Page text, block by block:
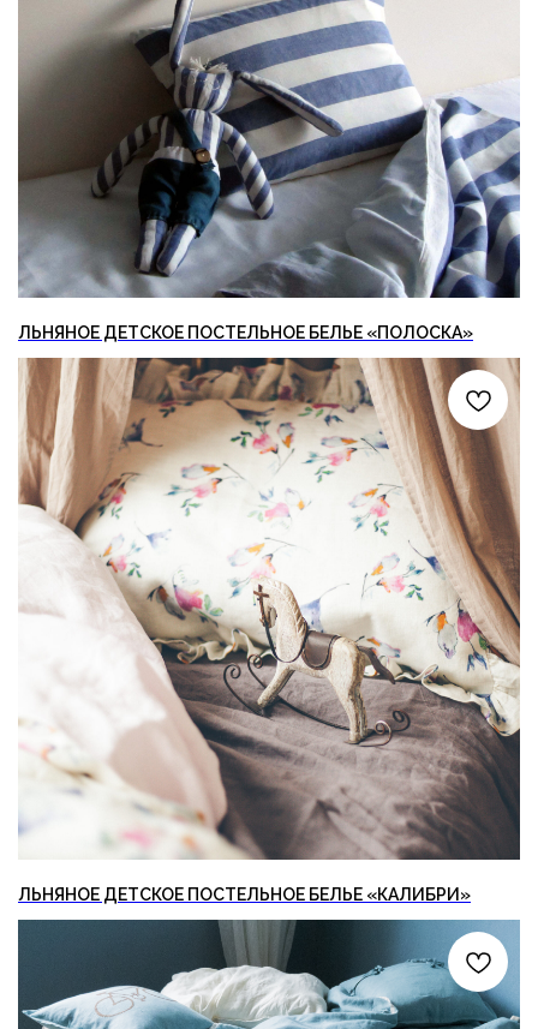
ЛЬНЯНОЕ ДЕТСКОЕ ПОСТЕЛЬНОЕ БЕЛЬЕ «ПОЛОСКА»
ЛЬНЯНОЕ ДЕТСКОЕ ПОСТЕЛЬНОЕ БЕЛЬЕ «КАЛИБРИ»